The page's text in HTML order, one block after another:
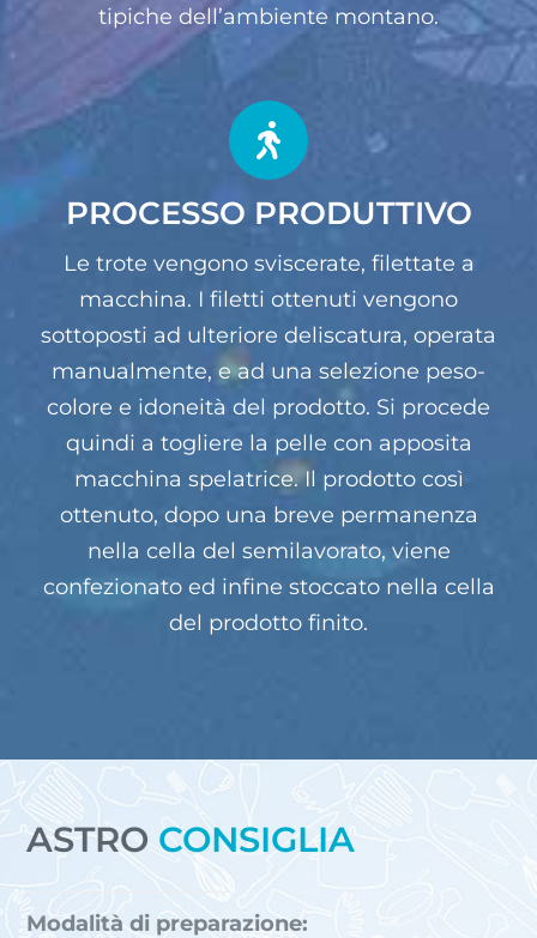
tipiche dell’ambiente montano.
PROCESSO PRODUTTIVO
Le trote vengono sviscerate, filettate a
macchina. I filetti ottenuti vengono
sottoposti ad ulteriore deliscatura, operata
manualmente, e ad una selezione peso-
colore e idoneità del prodotto. Si procede
quindi a togliere la pelle con apposita
macchina spelatrice. Il prodotto così
ottenuto, dopo una breve permanenza
nella cella del semilavorato, viene
confezionato ed infine stoccato nella cella
del prodotto finito.
ASTRO CONSIGLIA
Modalità di preparazione: